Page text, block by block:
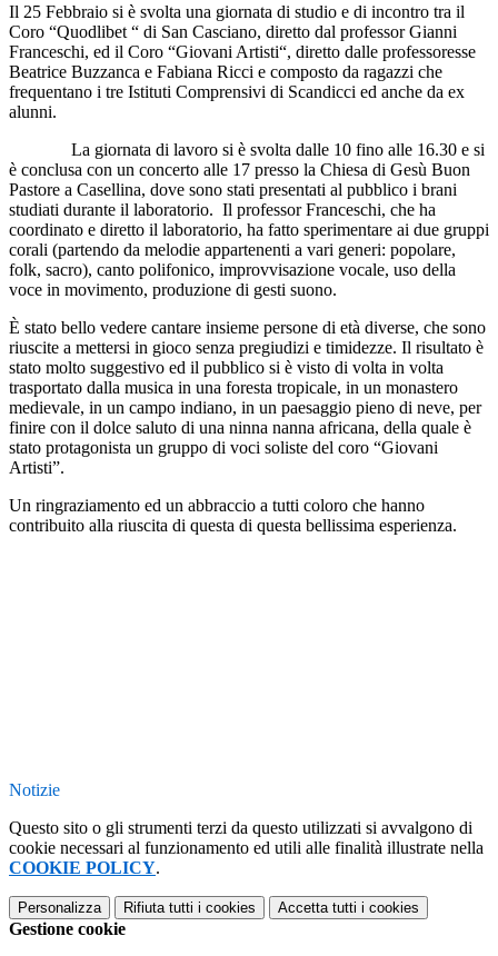
Il 25 Febbraio si è svolta una giornata di studio e di incontro tra il
Coro “Quodlibet “ di San Casciano, diretto dal professor Gianni
Franceschi, ed il Coro “Giovani Artisti“, diretto dalle professoresse
Beatrice Buzzanca e Fabiana Ricci e composto da ragazzi che
frequentano i tre Istituti Comprensivi di Scandicci ed anche da ex
alunni.
La giornata di lavoro si è svolta dalle 10 fino alle 16.30 e si
è conclusa con un concerto alle 17 presso la Chiesa di Gesù Buon
Pastore a Casellina, dove sono stati presentati al pubblico i brani
studiati durante il laboratorio. Il professor Franceschi, che ha
coordinato e diretto il laboratorio, ha fatto sperimentare ai due gruppi
corali (partendo da melodie appartenenti a vari generi: popolare,
folk, sacro), canto polifonico, improvvisazione vocale, uso della
voce in movimento, produzione di gesti suono.
È stato bello vedere cantare insieme persone di età diverse, che sono
riuscite a mettersi in gioco senza pregiudizi e timidezze. Il risultato è
stato molto suggestivo ed il pubblico si è visto di volta in volta
trasportato dalla musica in una foresta tropicale, in un monastero
medievale, in un campo indiano, in un paesaggio pieno di neve, per
finire con il dolce saluto di una ninna nanna africana, della quale è
stato protagonista un gruppo di voci soliste del coro “Giovani
Artisti”.
Un ringraziamento ed un abbraccio a tutti coloro che hanno
contribuito alla riuscita di questa di questa bellissima esperienza.
Notizie
Questo sito o gli strumenti terzi da questo utilizzati si avvalgono di
cookie necessari al funzionamento ed utili alle finalità illustrate nella
COOKIE POLICY.
Personalizza Rifiuta tutti i cookies Accetta tutti i cookies
Gestione cookie